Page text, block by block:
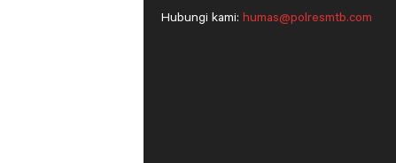
Hubungi kami: humas@polresmtb.com